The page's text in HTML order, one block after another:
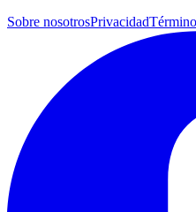
Sobre nosotrosPrivacidad